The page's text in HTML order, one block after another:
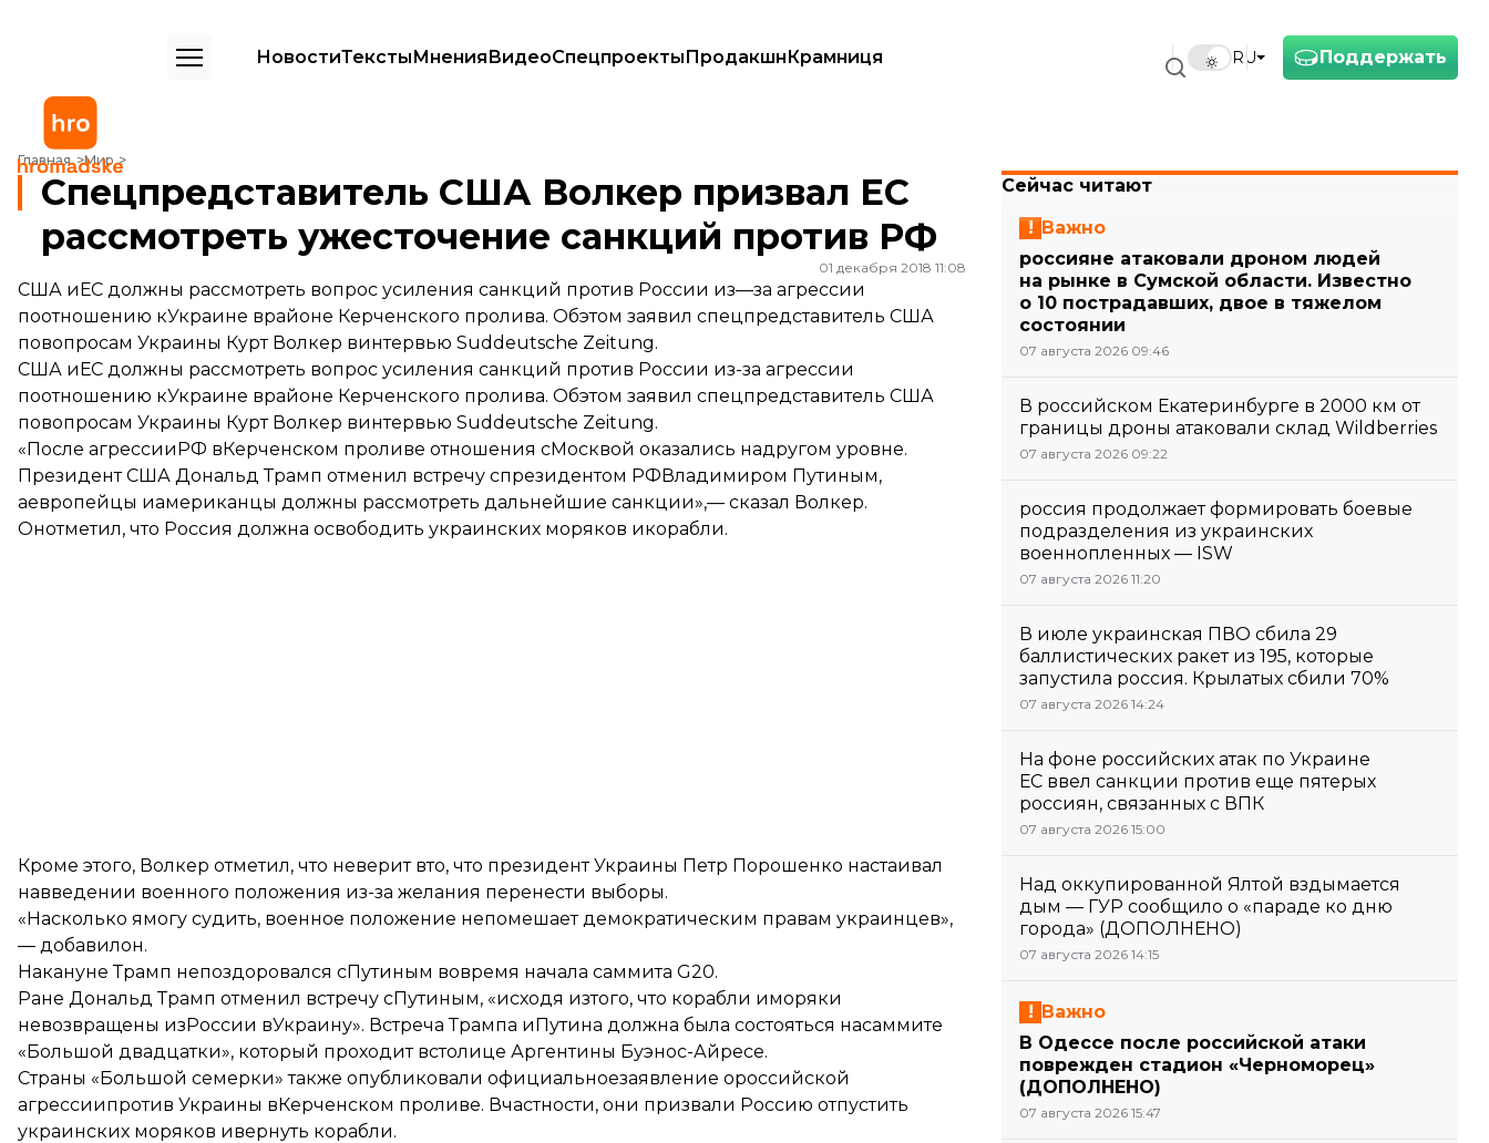
Поддержать
RU
НовостиТекстыМненияВидеоСпецпроектыПродакшнКрамниця
Главная Мир
Спецпредставитель США Волкер призвал ЕС рассмотреть ужесточение санкций против РФ
Спецпредставитель США Волкер призвал ЕС
рассмотреть ужесточение санкций против РФ
01 декабря 2018 11:08
США иЕС должны рассмотреть вопрос усиления санкций против России из—за агрессии
поотношению кУкраине врайоне Керченского пролива. Обэтом заявил спецпредставитель США
повопросам Украины Курт Волкер винтервью Suddeutsche Zeitung.
США иЕС должны рассмотреть вопрос усиления санкций против России из-за агрессии
поотношению кУкраине врайоне Керченского пролива. Обэтом заявил спецпредставитель США
повопросам Украины Курт Волкер винтервью Suddeutsche Zeitung.
«После агрессииРФ вКерченском проливе отношения сМосквой оказались надругом уровне.
Президент США Дональд Трамп отменил встречу спрезидентом РФВладимиром Путиным,
аевропейцы иамериканцы должны рассмотреть дальнейшие санкции»,— сказал Волкер.
Онотметил, что Россия должна освободить украинских моряков икорабли.
Кроме этого, Волкер отметил, что неверит вто, что президент Украины Петр Порошенко настаивал
навведении военного положения из-за желания перенести выборы.
«Насколько ямогу судить, военное положение непомешает демократическим правам украинцев»,
— добавилон.
НаканунеТрамп непоздоровался сПутиным вовремя начала саммита G20.
Ране ДональдТрамп отменил встречу сПутиным, «исходя изтого, что корабли иморяки
невозвращены изРоссии вУкраину». Встреча Трампа иПутина должна была состояться насаммите
«Большой двадцатки», который проходит встолице Аргентины Буэнос-Айресе.
Страны «Большой семерки» также опубликовали официальноезаявление ороссийской
агрессиипротив Украины вКерченском проливе. Вчастности, они призвали Россию отпустить
украинских моряков ивернуть корабли.
Сейчас читают
Важно
россияне атаковали дроном людей
на рынке в Сумской области. Известно
о 10 пострадавших, двое в тяжелом
состоянии
07 августа 2026 09:46
В российском Екатеринбурге в 2000 км от
границы дроны атаковали склад Wildberries
07 августа 2026 09:22
россия продолжает формировать боевые
подразделения из украинских
военнопленных — ISW
07 августа 2026 11:20
В июле украинская ПВО сбила 29
баллистических ракет из 195, которые
запустила россия. Крылатых сбили 70%
07 августа 2026 14:24
На фоне российских атак по Украине
ЕС ввел санкции против еще пятерых
россиян, связанных с ВПК
07 августа 2026 15:00
Над оккупированной Ялтой вздымается
дым — ГУР сообщило о «параде ко дню
города» (ДОПОЛНЕНО)
07 августа 2026 14:15
Важно
В Одессе после российской атаки
поврежден стадион «Черноморец»
(ДОПОЛНЕНО)
07 августа 2026 15:47